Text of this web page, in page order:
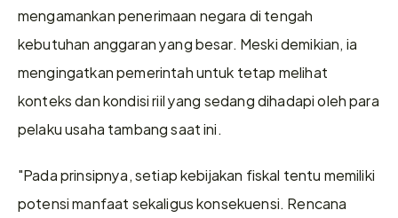
mengamankan penerimaan negara di tengah
kebutuhan anggaran yang besar. Meski demikian, ia
mengingatkan pemerintah untuk tetap melihat
konteks dan kondisi riil yang sedang dihadapi oleh para
pelaku usaha tambang saat ini.
"Pada prinsipnya, setiap kebijakan fiskal tentu memiliki
potensi manfaat sekaligus konsekuensi. Rencana